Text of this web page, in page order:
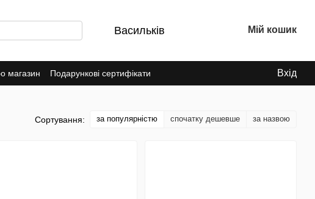
Васильків Мій кошик
магазин
Подарункові сертифікати
Вхід
Сортування: за популярністю спочатку дешевше за назвою